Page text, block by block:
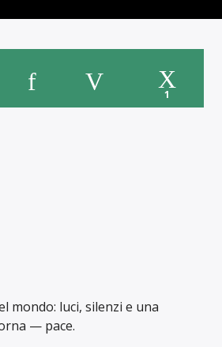
1
mondo: luci, silenzi e una
— pace.